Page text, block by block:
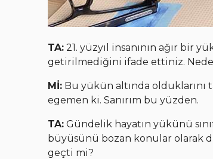
TA: 21. yüzyıl insanının ağır bir
getirilmediğini ifade ettiniz.
Mİ: Bu yükün altında olduklarını
egemen ki. Sanırım bu yüzden.
TA: Gündelik hayatın yükünü
büyüsünü bozan konular olarak
geçti mi?